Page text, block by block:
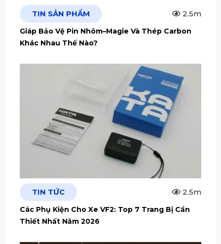
TIN SẢN PHẨM 2.5m
Giáp Bảo Vệ Pin Nhôm–Magie Và Thép Carbon
Khác Nhau Thế Nào?
TIN TỨC 2.5m
Các Phụ Kiện Cho Xe VF2: Top 7 Trang Bị Cần
Thiết Nhất Năm 2026